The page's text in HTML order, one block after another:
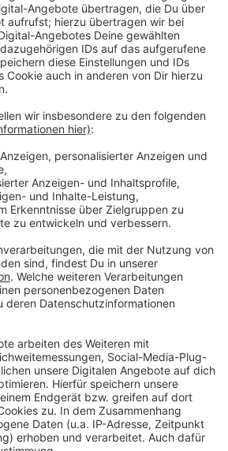
mit 49 Euro ist aktuell
Wenn jetzt der Bund seiner
Finanzmittel nicht zur
werden können."
vor.